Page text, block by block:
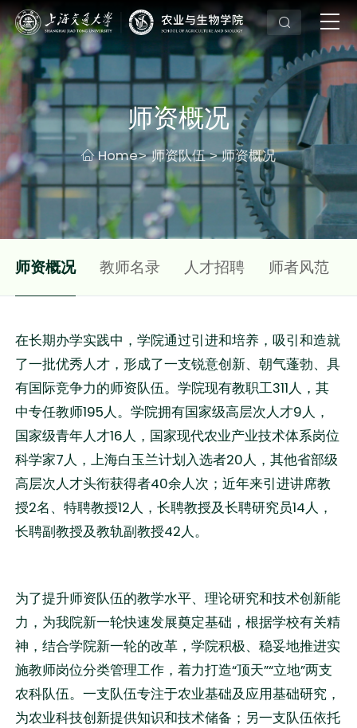
师资概况
Home> 师资队伍> 师资概况
师资概况 教师名录 人才招聘 师者风范
在长期办学实践中，学院通过引进和培养，吸引和造就
了一批优秀人才，形成了一支锐意创新、朝气蓬勃、具
有国际竞争力的师资队伍。学院现有教职工311人，其
中专任教师195人。学院拥有国家级高层次人才9人，
国家级青年人才16人，国家现代农业产业技术体系岗位
科学家7人，上海白玉兰计划入选者20人，其他省部级
高层次人才头衔获得者40余人次；近年来引进讲席教
授2名、特聘教授12人，长聘教授及长聘研究员14人，
长聘副教授及教轨副教授42人。
为了提升师资队伍的教学水平、理论研究和技术创新能
力，为我院新一轮快速发展奠定基础，根据学校有关精
神，结合学院新一轮的改革，学院积极、稳妥地推进实
施教师岗位分类管理工作，着力打造“顶天”“立地”两支
农科队伍。一支队伍专注于农业基础及应用基础研究，
为农业科技创新提供知识和技术储备；另一支队伍依托